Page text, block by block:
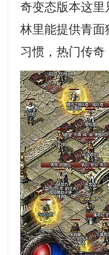
奇变态版本这
林里能提供青
习惯，热门传